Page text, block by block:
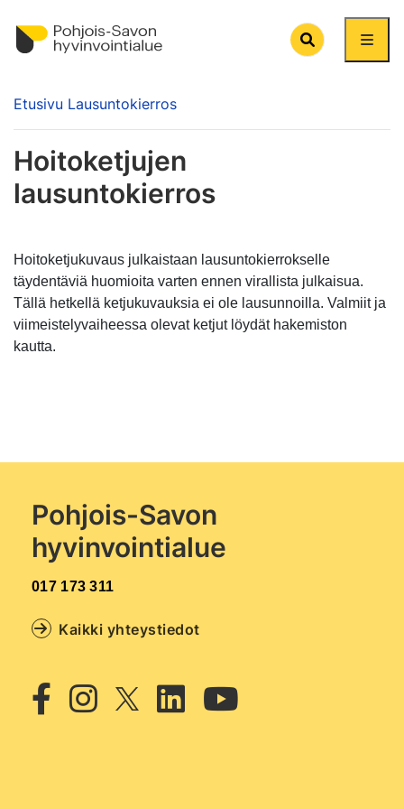
Search
Etusivu Lausuntokierros
Hoitoketjujen
lausuntokierros
Hoitoketjukuvaus julkaistaan lausuntokierrokselle
täydentäviä huomioita varten ennen virallista julkaisua.
Tällä hetkellä ketjukuvauksia ei ole lausunnoilla. Valmiit ja
viimeistelyvaiheessa olevat ketjut löydät hakemiston
kautta.
Pohjois-Savon
hyvinvointialue
017 173 311
Kaikki yhteystiedot
Facebook
Instagram
TwitterLinkedin